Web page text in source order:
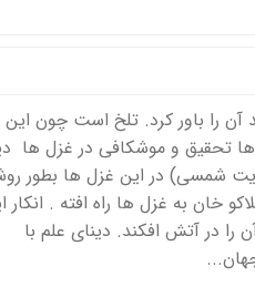
را باور کرد. تلخ است چون این
تحقیق و موشکافی در غزل ها
شمسی) در این غزل ها بطور
خان به غزل ها راه افته . انکار
را در آتش افکند. دینای علم با